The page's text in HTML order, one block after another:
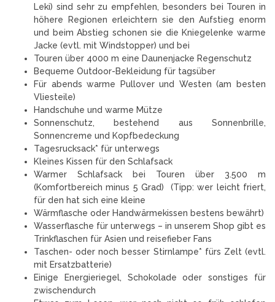
Leki) sind sehr zu empfehlen, besonders bei Touren in
höhere Regionen erleichtern sie den Aufstieg enorm
und beim Abstieg schonen sie die Kniegelenke warme
Jacke (evtl. mit Windstopper) und bei
Touren über 4000 m eine Daunenjacke Regenschutz
Bequeme Outdoor-Bekleidung für tagsüber
Für abends warme Pullover und Westen (am besten
Vliesteile)
Handschuhe und warme Mütze
Sonnenschutz, bestehend aus Sonnenbrille,
Sonnencreme und Kopfbedeckung
Tagesrucksack* für unterwegs
Kleines Kissen für den Schlafsack
Warmer Schlafsack bei Touren über 3.500 m
(Komfortbereich minus 5 Grad) (Tipp: wer leicht friert,
für den hat sich eine kleine
Wärmflasche oder Handwärmekissen bestens bewährt)
Wasserflasche für unterwegs – in unserem Shop gibt es
Trinkflaschen für Asien und reisefieber Fans
Taschen- oder noch besser Stirnlampe* fürs Zelt (evtl.
mit Ersatzbatterie)
Einige Energieriegel, Schokolade oder sonstiges für
zwischendurch